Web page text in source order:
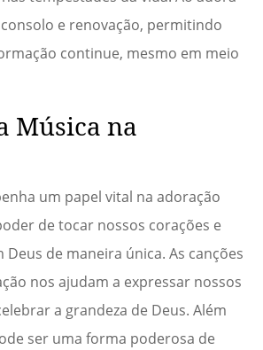
e renovação, permitindo
continue, mesmo em meio
Música na
um papel vital na adoração
de tocar nossos corações e
de maneira única. As canções
nos ajudam a expressar nossos
a grandeza de Deus. Além
ser uma forma poderosa de